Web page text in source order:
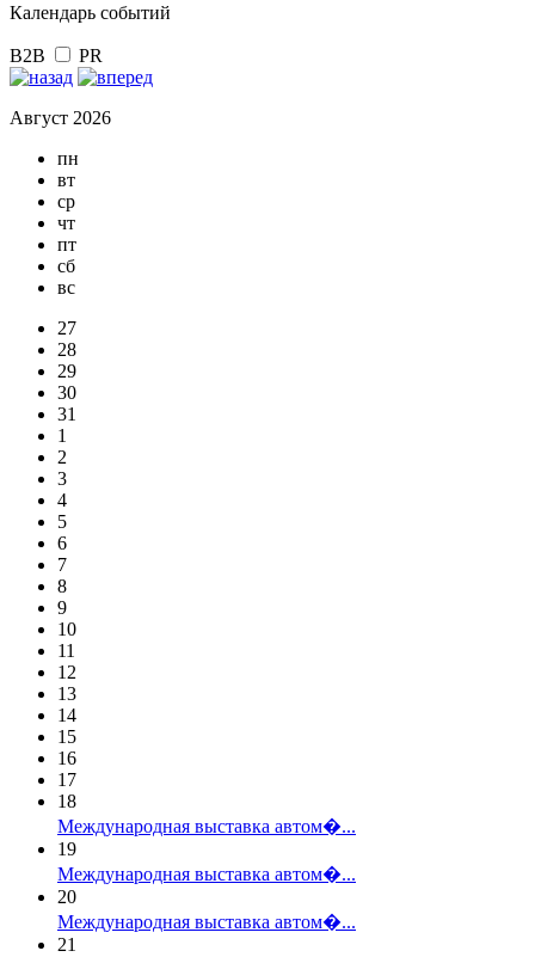
Календарь событий
B2B PR
Август 2026
пн
вт
ср
чт
пт
сб
вс
27
28
29
30
31
1
2
3
4
5
6
7
8
9
10
11
12
13
14
15
16
17
18
Международная выставка автом�...
19
Международная выставка автом�...
20
Международная выставка автом�...
21